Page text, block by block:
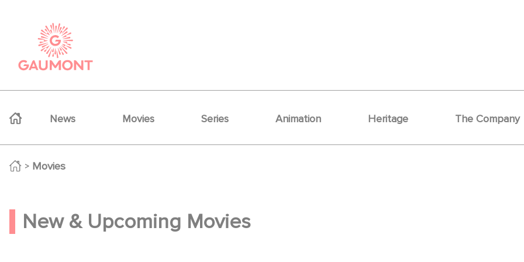
News Movies Series Animation Heritage The Company
Movies
Movies
New & Upcoming Movies